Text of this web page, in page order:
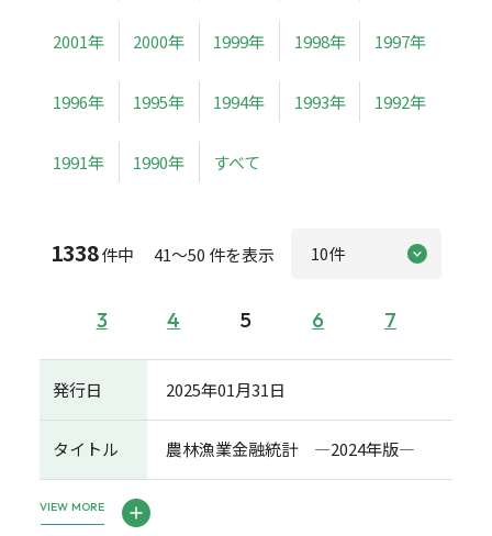
2001年 2000年 1999年 1998年 1997年
1996年 1995年 1994年 1993年 1992年
1991年 1990年 すべて
1338件中 41～50 件を表示
3 4 5 6 7
発行日 2025年01月31日
タイトル 農林漁業金融統計 ―2024年版―
VIEW MORE